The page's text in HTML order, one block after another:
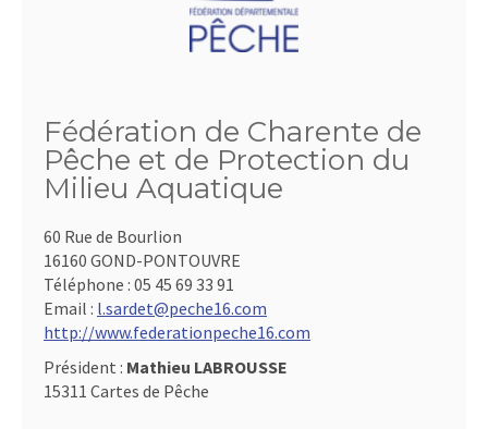
Fédération de Charente de
Pêche et de Protection du
Milieu Aquatique
60 Rue de Bourlion
16160 GOND-PONTOUVRE
Téléphone : 05 45 69 33 91
Email : l.sardet@peche16.com
http://www.federationpeche16.com
Président : Mathieu LABROUSSE
15311 Cartes de Pêche